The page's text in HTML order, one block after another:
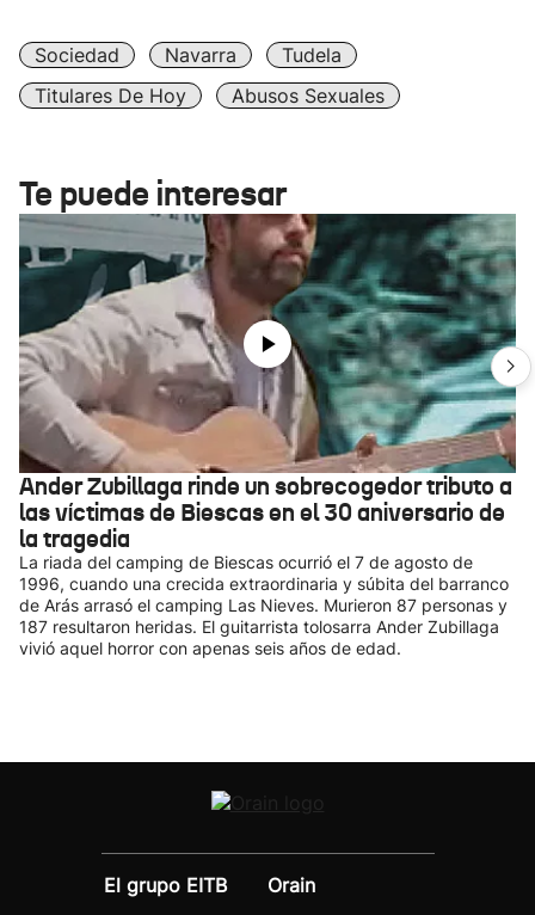
Sociedad Navarra
Tudela
Titulares De Hoy
Abusos Sexuales
Te puede interesar
Ander Zubillaga rinde un sobrecogedor tributo a
las víctimas de Biescas en el 30 aniversario de
la tragedia
La riada del camping de Biescas ocurrió el 7 de agosto de
1996, cuando una crecida extraordinaria y súbita del barranco
de Arás arrasó el camping Las Nieves. Murieron 87 personas y
187 resultaron heridas. El guitarrista tolosarra Ander Zubillaga
vivió aquel horror con apenas seis años de edad.
El grupo EITB
Orain